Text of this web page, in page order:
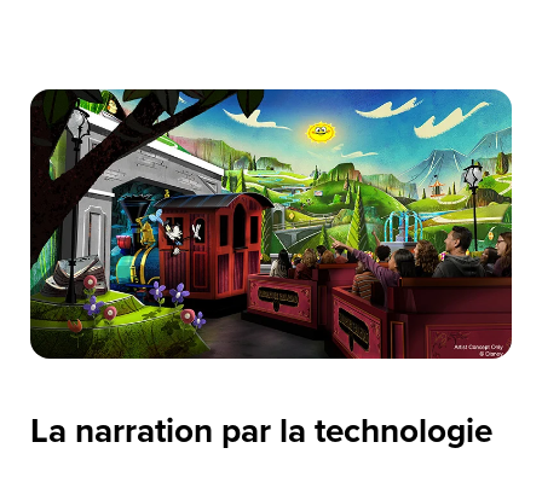
La narration par la technologie